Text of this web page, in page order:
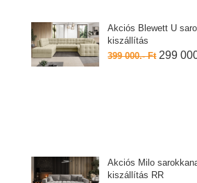
Akciós Blewett U
kiszállítás
399 000.- Ft299
Akciós Milo
kiszállítás RR